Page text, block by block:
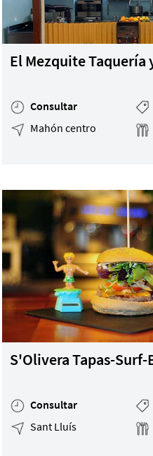
El Mezquite Taquería
Consultar
Mahón centro
S'Olivera Tapas-Surf-
Consultar
Sant Lluís